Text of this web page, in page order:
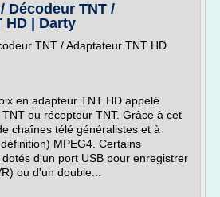
Décodeur TNT /
HD | Darty
TNT / Adaptateur TNT HD
en adapteur TNT HD appelé
ou récepteur TNT. Grâce à cet
chaînes télé généralistes et à
MPEG4. Certains
d'un port USB pour enregistrer
ou d'un double...